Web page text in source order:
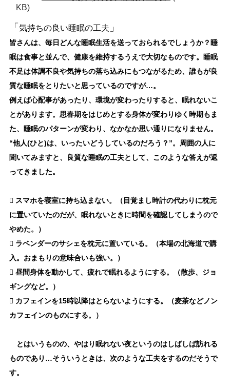
KB)
「 気持ちの良い睡眠の工夫 」
皆さんは、毎日どんな睡眠生活を送っておられるでしょうか？睡
眠は食事と並んで、健康を維持するうえで大切なものです。睡眠
不足は体調不良や気持ちの落ち込みにもつながるため、誰もが良
質な睡眠をとりたいと思っているのですが…。
例えば心配事があったり、環境が変わったりすると、眠れないこ
とがあります。思春期をはじめとする身体が変わりゆく時期もま
た、睡眠のパターンが変わり、なかなか思い通りになりません。
“他人(ひと)は、いったいどうしているのだろう？”。周囲の人に
聞いてみますと、良質な睡眠の工夫として、このような答えが返
ってきました。
 スマホを寝室に持ち込まない。（目覚まし時計の代わりに枕元
に置いていたのだが、眠れないときに時間を確認してしまうので
やめた。）
 ラベンダーのサシェを枕元に置いている。（本場の北海道で購
入。おまもりの意味合いも強い。）
 昼間身体を動かして、疲れで眠れるようにする。（散歩、ジョ
ギングなど。）
 カフェインを15時以降はとらないようにする。（麦茶などノン
カフェインのものにする。）
とはいうものの、やはり眠れない夜というのはしばしば訪れる
ものであり…そういうときは、次のような工夫をするのだそうで
す。